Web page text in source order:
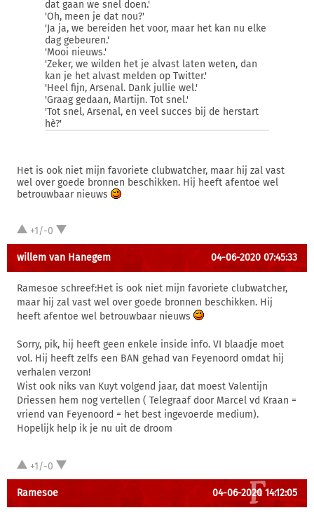
dat gaan we snel doen.'
'Oh, meen je dat nou?'
'Ja ja, we bereiden het voor, maar het kan nu elke
dag gebeuren.'
'Mooi nieuws.'
'Zeker, we wilden het je alvast laten weten, dan
kan je het alvast melden op Twitter.'
'Heel fijn, Arsenal. Dank jullie wel.'
'Graag gedaan, Martijn. Tot snel.'
'Tot snel, Arsenal, en veel succes bij de herstart
hè?'
Het is ook niet mijn favoriete clubwatcher, maar hij zal vast
wel over goede bronnen beschikken. Hij heeft afentoe wel
betrouwbaar nieuws
+1/-0
willem van Hanegem 04-06-2020 07:45:33
Ramesoe schreef:Het is ook niet mijn favoriete clubwatcher,
maar hij zal vast wel over goede bronnen beschikken. Hij
heeft afentoe wel betrouwbaar nieuws
Sorry, pik, hij heeft geen enkele inside info. VI blaadje moet
vol. Hij heeft zelfs een BAN gehad van Feyenoord omdat hij
verhalen verzon!
Wist ook niks van Kuyt volgend jaar, dat moest Valentijn
Driessen hem nog vertellen ( Telegraaf door Marcel vd Kraan =
vriend van Feyenoord = het best ingevoerde medium).
Hopelijk help ik je nu uit de droom
+1/-0
Ramesoe 04-06-2020 14:12:05